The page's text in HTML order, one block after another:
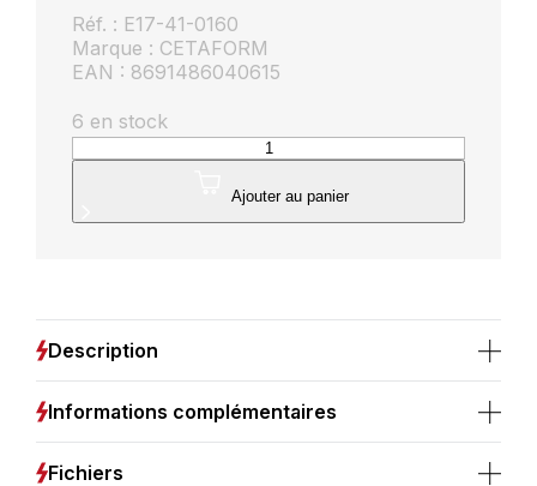
Réf. : E17-41-0160
Marque : CETAFORM
EAN : 8691486040615
6 en stock
quantité
de
à
Duotech
160mm
Ajouter au panier
Description
Informations complémentaires
Fichiers